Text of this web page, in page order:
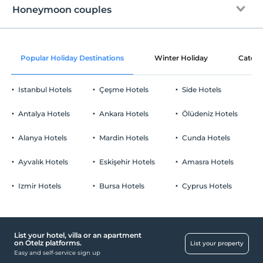
Free Wi-fi
Parking lot (On site)
Takeaway opportunity
Rooms
Family rooms
After 14:00
Check/out
Pets
Child(ren)
1 child(ren) under the age of 6 are/is free of charge per room
Honeymoon couples
Room decoration
Popular Holiday Destinations Winter Holiday
Istanbul Hotels
Antalya Hotels
Alanya Hotels
Ayvalık Hotels
Izmir Hotels
Çeşme Hotels
Ankara Hotels
Mardin Hotels
Eskişehir Hotels
Bursa Hotels
Side Hotels
Ölüdeniz Hotels
Cunda Hotels
Amasra Hotels
Cyprus Hotels
List your hotel, villa or an apartment
on Otelz platforms.
Easy and self-service sign up
List your property